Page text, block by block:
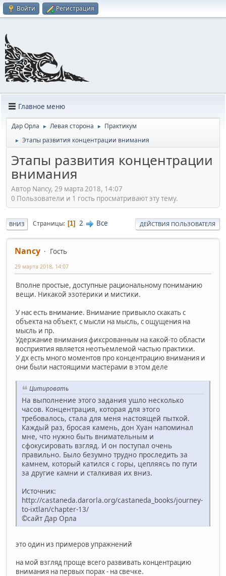
Войти Регистрация
Главное меню
Дар Орла ► Левая сторона ► Практикум
► Этапы развития концентрации внимания
Этапы развития концентрации
внимания
Автор Nancy, 29 марта 2018, 14:07
0 Пользователи и 1 гость просматривают эту тему.
ВНИЗ Страницы 1 2 Все ДЕЙСТВИЯ ПОЛЬЗОВАТЕЛЯ
Nancy Гость
29 марта 2018, 14:07
Вполне простые, доступные рациональному пониманию
вещи. Никакой эзотерики и мистики.
У нас есть внимание. Внимание привыкло скакать с
объекта на объект, с мысли на мысль, с ощущения на
мысль и пр.
Удержание внимания фиксрованным на какой-то области
восприятия является неотъемлемой частью практики.
У дх есть много моментов про концентрацию внимания и
они были настоящими мастерами в этом деле
Цитировать
На выполнение этого задания ушло несколько
часов. Концентрация, которая для этого
требовалось, стала для меня настоящей пыткой.
Каждый раз, бросая камень, дон Хуан напоминал
мне, что нужно быть внимательным и
сфокусировать взгляд. И он поступал очень
правильно. Было безумно трудно проследить за
камнем, который катился с горы, цепляясь по пути
за другие камни и сталкивая их вниз.
Источник:
http://castaneda.darorla.org/castaneda_books/journey-
to-ixtlan/chapter-13/
©сайт Дар Орла
это один из примеров упражнений
на мой взгляд проще всего развивать концентрацию
внимания на первых порах - на свечке.